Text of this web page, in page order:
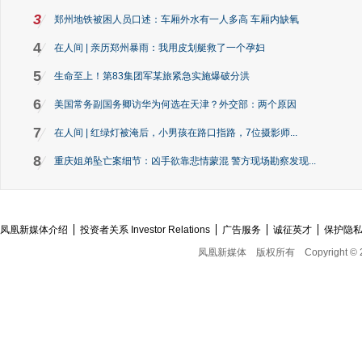
3 郑州地铁被困人员口述：车厢外水有一人多高 车厢内缺氧
4 在人间 | 亲历郑州暴雨：我用皮划艇救了一个孕妇
5 生命至上！第83集团军某旅紧急实施爆破分洪
6 美国常务副国务卿访华为何选在天津？外交部：两个原因
7 在人间 | 红绿灯被淹后，小男孩在路口指路，7位摄影师...
8 重庆姐弟坠亡案细节：凶手欲靠悲情蒙混 警方现场勘察发现...
凤凰新媒体介绍 投资者关系 Investor Relations 广告服务 诚征英才
保护隐
凤凰新媒体
版权所有 Copyright ©